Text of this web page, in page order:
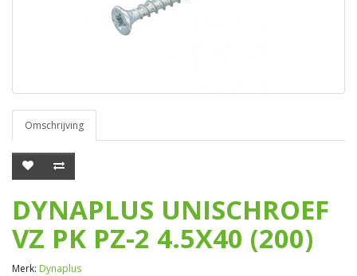
Omschrijving
DYNAPLUS UNISCHROEF
VZ PK PZ-2 4.5X40 (200)
Merk: Dynaplus